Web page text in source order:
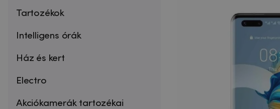
Tartozékok
Intelligens órák
Ház és kert
Electro
Akciókamerák tartozékai